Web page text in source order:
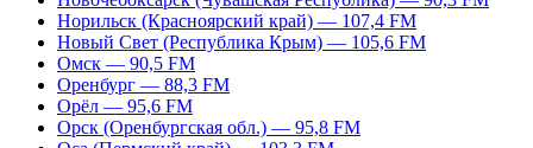
Норильск (Красноярский край) — 107,4 FM
Новый Свет (Республика Крым) — 105,6 FM
Омск — 90,5 FM
Оренбург — 88,3 FM
Орёл — 95,6 FM
Орск (Оренбургская обл.) — 95,8 FM